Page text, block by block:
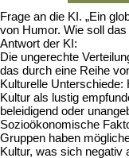
Frage an die KI. „Ein
von Humor. Wie soll das
Antwort der KI:
Die ungerechte
das durch eine Reihe
Kulturelle Unterschiede:
Kultur als lustig
beleidigend oder
Sozioökonomische
Gruppen haben
Kultur, was sich negativ